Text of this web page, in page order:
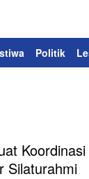
Politik
Silaturahmi